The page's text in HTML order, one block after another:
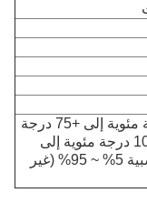
درجة حرارة التخزين: -25 درجة مئوية إلى +75 درجة
مئوية، درجة حرارة التشغيل: -10 درجة مئوية إلى
+60 درجة مئوية، الرطوبة النسبية 5% ~ 95% (غير